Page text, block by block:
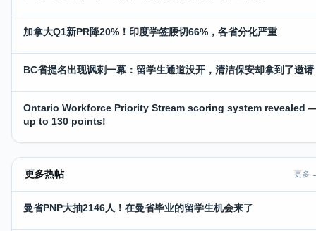
加拿大Q1新PR降20%！印度学签腰切66%，各省分化严重
BC省提名出现讽刺一幕：留学生通道没开，清洁保安却拿到了邀请
Ontario Workforce Priority Stream scoring system revealed
up to 130 points!
更多热帖 更多
曼省PNP大抽2146人！在曼省毕业的留学生机会来了